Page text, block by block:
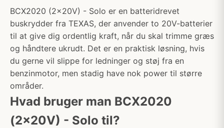
BCX2020 (2x20V) - Solo er en batteridrevet
buskrydder fra TEXAS, der anvender to 20V-batterier
til at give dig ordentlig kraft, når du skal trimme græs
og håndtere ukrudt. Det er en praktisk løsning, hvis
du gerne vil slippe for ledninger og støj fra en
benzinmotor, men stadig have nok power til større
områder.
Hvad bruger man BCX2020
(2x20V) - Solo til?